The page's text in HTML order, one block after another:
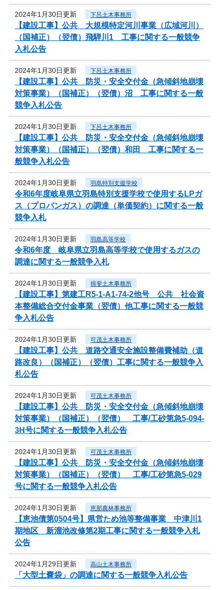
2024年1月30日更新 下呂土木事務所
【建設工事】公共 大規模特定河川事業（広域河川）
（国補正）（翌債）飛騨川1 工事に関する一般競争
入札公告
2024年1月30日更新 下呂土木事務所
【建設工事】公共 防災・安全交付金（急傾斜地崩壊
対策事業）（国補正）（翌債）沼 工事に関する一般
競争入札公告
2024年1月30日更新 下呂土木事務所
【建設工事】公共 防災・安全交付金（急傾斜地崩壊
対策事業）（国補正）（翌債）和田 工事に関する一
般競争入札公告
2024年1月30日更新 羽島特別支援学校
令和6年度岐阜県立羽島特別支援学校で使用するLPガ
ス（プロパンガス）の調達（単価契約）に関する一般
競争入札
2024年1月30日更新 羽島高等学校
令和6年度 岐阜県立羽島高等学校で使用するガスの
調達に関する一般競争入札
2024年1月30日更新 揖斐土木事務所
【建設工事】第建工R5-1-A1-74-2他号 公共 社会資
本整備総合交付金事業（翌債）他工事に関する一般競
争入札公告
2024年1月30日更新 可茂土木事務所
【建設工事】公共 道路交通安全施設整備費補助（道
路改良）（国補正）（翌債）工事に関する一般競争入
札公告
2024年1月30日更新 可茂土木事務所
【建設工事】公共 防災・安全交付金（急傾斜地崩壊
対策事業）（国補正）（翌債） 工事/工砂第急5-094-
3H号に関する一般競争入札公告
2024年1月30日更新 可茂土木事務所
【建設工事】公共 防災・安全交付金（急傾斜地崩壊
対策事業）（国補正）（翌債） 工事/工砂第急5-029
号に関する一般競争入札公告
2024年1月30日更新 恵那農林事務所
【恵池債第0504号】県営ため池等整備事業 中津川1
期地区 新溜池改修第2期工事に関する一般競争入札
公告
2024年1月29日更新 高山土木事務所
「大型土嚢袋」の調達に関する一般競争入札公告